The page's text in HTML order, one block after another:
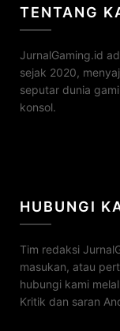
TENTANG
JurnalGaming.id
sejak 2020,
seputar dunia
konsol.
HUBUNGI
Tim redaksi
masukan, atau
hubungi kami
Kritik dan saran